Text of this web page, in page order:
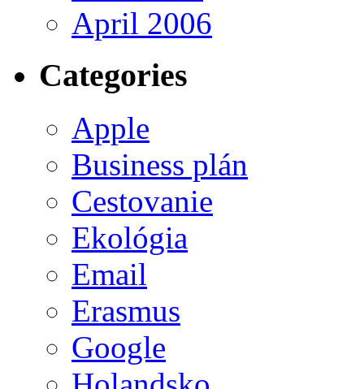
April 2006
Categories
Apple
Business plán
Cestovanie
Ekológia
Email
Erasmus
Google